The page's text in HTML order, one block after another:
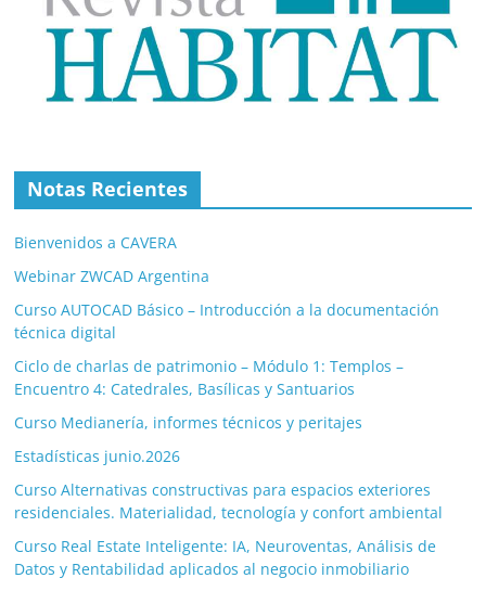
Notas Recientes
Bienvenidos a CAVERA
Webinar ZWCAD Argentina
Curso AUTOCAD Básico – Introducción a la documentación
técnica digital
Ciclo de charlas de patrimonio – Módulo 1: Templos –
Encuentro 4: Catedrales, Basílicas y Santuarios
Curso Medianería, informes técnicos y peritajes
Estadísticas junio.2026
Curso Alternativas constructivas para espacios exteriores
residenciales. Materialidad, tecnología y confort ambiental
Curso Real Estate Inteligente: IA, Neuroventas, Análisis de
Datos y Rentabilidad aplicados al negocio inmobiliario